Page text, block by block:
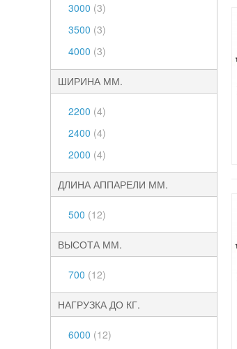
3000 (3)
3500 (3)
4000 (3)
ШИРИНА ММ.
2200 (4)
2400 (4)
2000 (4)
ДЛИНА АППАРЕЛИ ММ.
500 (12)
ВЫСОТА ММ.
700 (12)
НАГРУЗКА ДО КГ.
6000 (12)